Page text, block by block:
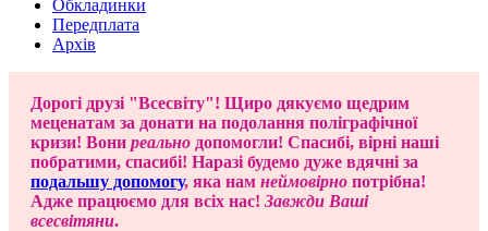
Обкладинки
Передплата
Архів
Дорогі друзі "Всесвіту"! Щиро дякуємо щедрим
меценатам за донати на подолання поліграфічної
кризи! Вони реально допомогли! Спасибі, вірні наші
побратими, спасибі! Наразі будемо дуже вдячні за
подальшу допомогу, яка нам неймовірно потрібна!
Адже працюємо для всіх нас! Завжди Ваші
всесвітяни.